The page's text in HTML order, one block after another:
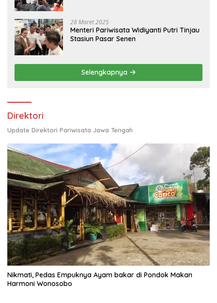
28 Maret 2025
Menteri Pariwisata Widiyanti Putri Tinjau
Stasiun Pasar Senen
Selengkapnya
Direktori
Update Direktori Pariwisata Jawa Tengah
Nikmati, Pedas Empuknya Ayam bakar di Pondok Makan
Harmoni Wonosobo